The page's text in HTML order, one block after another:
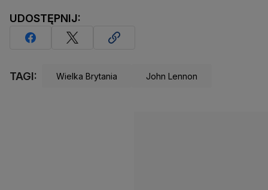
UDOSTĘPNIJ:
TAGI: Wielka Brytania John Lennon